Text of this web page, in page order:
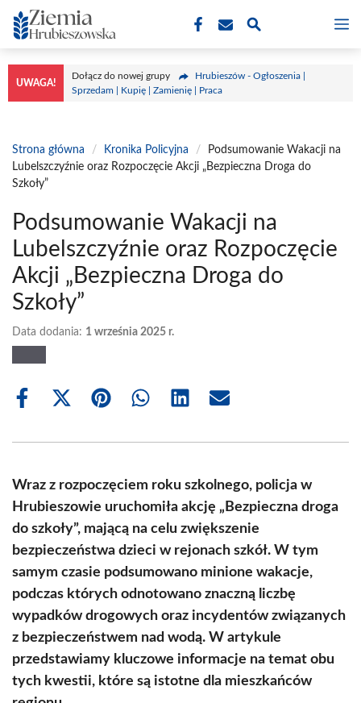
Przejdź
do
treści
UWAGA!
Dołącz do nowej grupy
Hrubieszów - Ogłoszenia |
Sprzedam | Kupię | Zamienię | Praca
Strona główna / Kronika Policyjna /
Podsumowanie Wakacji na
Lubelszczyźnie oraz Rozpoczęcie Akcji „Bezpieczna Droga do
Szkoły”
Podsumowanie Wakacji na
Lubelszczyźnie oraz Rozpoczęcie
Akcji „Bezpieczna Droga do
Szkoły”
Data dodania: 1 września 2025 r.
Share
Share
(Twitter)
Share Share Share Share
Wraz z rozpoczęciem roku szkolnego, policja w
Hrubieszowie uruchomiła akcję „Bezpieczna droga
do szkoły”, mającą na celu zwiększenie
bezpieczeństwa dzieci w rejonach szkół. W tym
samym czasie podsumowano minione wakacje,
podczas których odnotowano znaczną liczbę
wypadków drogowych oraz incydentów związanych
z bezpieczeństwem nad wodą. W artykule
przedstawiamy kluczowe informacje na temat obu
tych kwestii, które są istotne dla mieszkańców